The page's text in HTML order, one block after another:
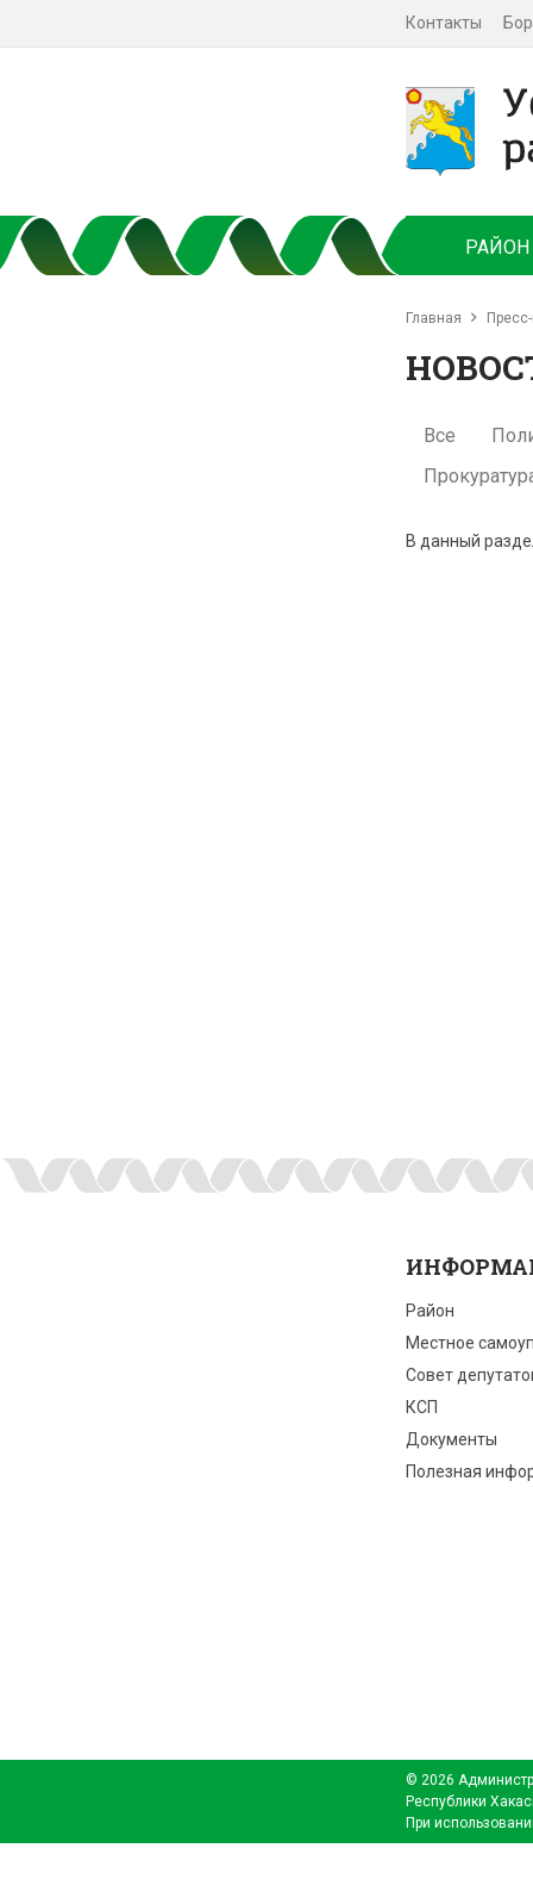
Контакты
РАЙОН
Главная
Все
В данный
Район
Местное
Совет
КСП
Документы
Полезная
© 2026
Республики
При